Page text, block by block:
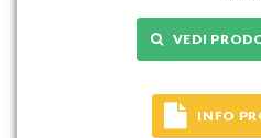
VEDI
INFO